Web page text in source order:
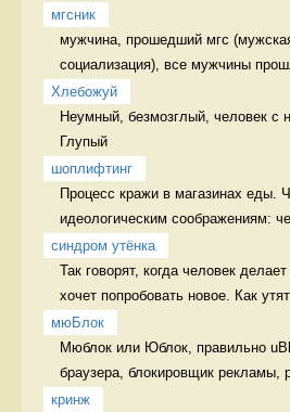
мгсник
мужчина, прошедший мгс
социализация), все мужчины
Хлебожуй
Неумный, безмозглый, человек с
Глупый
шоплифтинг
Процесс кражи в магазинах еды.
идеологическим соображениям:
синдром утёнка
Так говорят, когда человек
хочет попробовать новое. Как
мюБлок
Мюблок или Юблок, правильно
браузера, блокировщик рекламы,
кринж